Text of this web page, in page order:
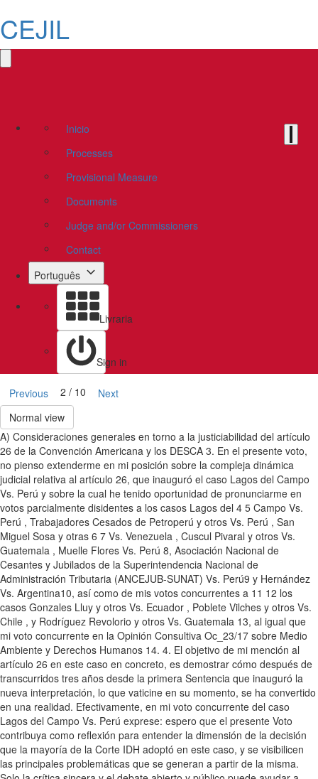
CEJIL
Inicio
Processes
Provisional Measure
Documents
Judge and/or Commissioners
Contact
Português
Livraria
Sign in
Previous 2 / 10
Next
Normal view
A) Consideraciones generales en torno a la justiciabilidad del artículo
26 de la Convención Americana y los DESCA 3. En el presente voto,
no pienso extenderme en mi posición sobre la compleja dinámica
judicial relativa al artículo 26, que inauguró el caso Lagos del Campo
Vs. Perú y sobre la cual he tenido oportunidad de pronunciarme en
votos parcialmente disidentes a los casos Lagos del 4 5 Campo Vs.
Perú , Trabajadores Cesados de Petroperú y otros Vs. Perú , San
Miguel Sosa y otras 6 7 Vs. Venezuela , Cuscul Pivaral y otros Vs.
Guatemala , Muelle Flores Vs. Perú 8, Asociación Nacional de
Cesantes y Jubilados de la Superintendencia Nacional de
Administración Tributaria (ANCEJUB-SUNAT) Vs. Perú9 y Hernández
Vs. Argentina10, así como de mis votos concurrentes a 11 12 los
casos Gonzales Lluy y otros Vs. Ecuador , Poblete Vilches y otros Vs.
Chile , y Rodríguez Revolorio y otros Vs. Guatemala 13, al igual que
mi voto concurrente en la Opinión Consultiva Oc_23/17 sobre Medio
Ambiente y Derechos Humanos 14. 4. El objetivo de mi mención al
artículo 26 en este caso en concreto, es demostrar cómo después de
transcurridos tres años desde la primera Sentencia que inauguró la
nueva interpretación, lo que vaticine en su momento, se ha convertido
en una realidad. Efectivamente, en mi voto concurrente del caso
Lagos del Campo Vs. Perú exprese: espero que el presente Voto
contribuya como reflexión para entender la dimensión de la decisión
que la mayoría de la Corte IDH adoptó en este caso, y se visibilicen
las principales problemáticas que se generan a partir de la misma.